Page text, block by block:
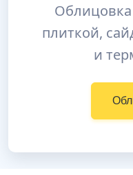
плиткой,
и